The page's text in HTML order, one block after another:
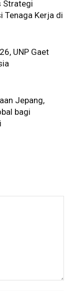
Strategi
Tenaga Kerja di
UNP Gaet
Jepang,
bagi